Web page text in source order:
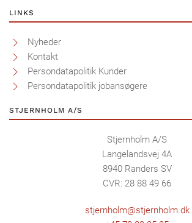
LINKS
Nyheder
Kontakt
Persondatapolitik Kunder
Persondatapolitik jobansøgere
STJERNHOLM A/S
Stjernholm A/S
Langelandsvej 4A
8940 Randers SV
CVR: 28 88 49 66
stjernholm@stjernholm.dk